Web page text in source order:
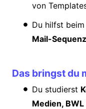
von
Du hilfst
Mail-
Das bringst du
Du studierst
Medien, BWL